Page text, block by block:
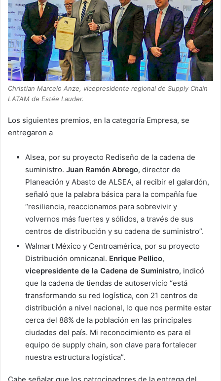
Christian Marcelo Anze, vicepresidente regional de Supply Chain
LATAM de Estée Lauder.
Los siguientes premios, en la categoría Empresa, se
entregaron a
Alsea, por su proyecto Rediseño de la cadena de
suministro. Juan Ramón Abrego, director de
Planeación y Abasto de ALSEA, al recibir el galardón,
señaló que la palabra básica para la compañía fue
“resiliencia, reaccionamos para sobrevivir y
volvernos más fuertes y sólidos, a través de sus
centros de distribución y su cadena de suministro”.
Walmart México y Centroamérica, por su proyecto
Distribución omnicanal. Enrique Pellico,
vicepresidente de la Cadena de Suministro, indicó
que la cadena de tiendas de autoservicio “está
transformando su red logística, con 21 centros de
distribución a nivel nacional, lo que nos permite estar
cerca del 88% de la población en las principales
ciudades del país. Mi reconocimiento es para el
equipo de supply chain, son clave para fortalecer
nuestra estructura logística”.